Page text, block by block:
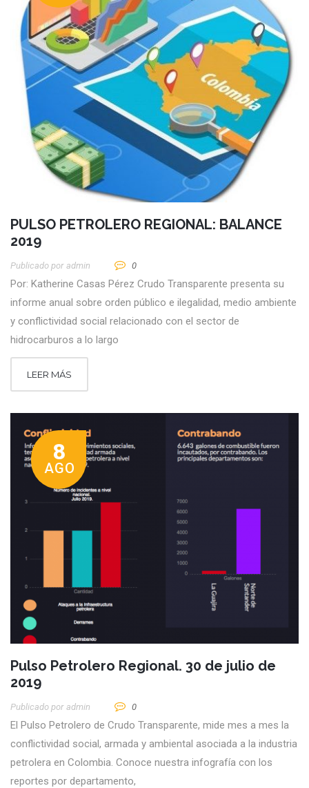
PULSO PETROLERO REGIONAL: BALANCE
2019
Publicado por Admin 0
Por: Katherine Casas Pérez Crudo Transparente presenta su
informe anual sobre orden público e ilegalidad, medio ambiente
y conflictividad social relacionado con el sector de
hidrocarburos a lo largo
LEER MÁS
8
AGO
Pulso Petrolero Regional. 30 de julio de
2019
Publicado por Admin 0
El Pulso Petrolero de Crudo Transparente, mide mes a mes la
conflictividad social, armada y ambiental asociada a la industria
petrolera en Colombia. Conoce nuestra infografía con los
reportes por departamento,